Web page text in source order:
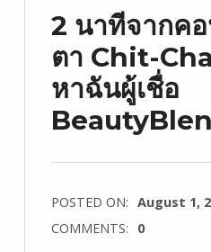
2 นาทีจากค
ตา Chit-
หาฉันผู้เชื่อ
POSTED ON: August 1,
COMMENTS: 0